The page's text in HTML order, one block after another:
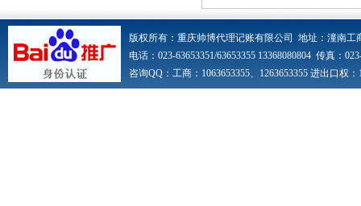
版权所有：重庆帅博代理记账有限公司 地址：潼南
电话：023-63653351/63653355 13368080804 传真：
咨询QQ：工商：1063653355、1263653355 进出口权